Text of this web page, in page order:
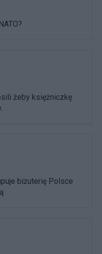
żeby księżniczkę
biżuterię Polsce